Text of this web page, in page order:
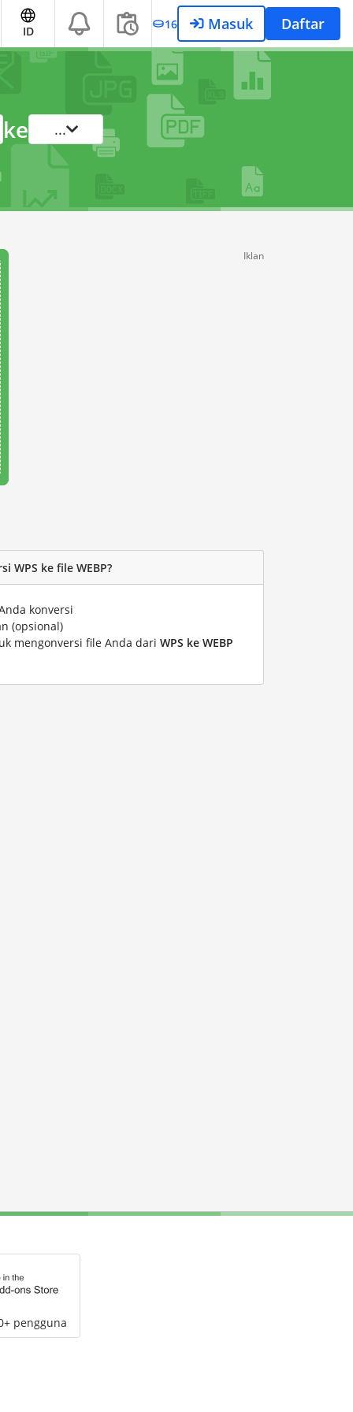
ID 16 Masuk Daftar
ke ...
Iklan
WPS ke file WEBP?
konversi
(opsional)
mengonversi file Anda dari WPS ke WEBP
pengguna